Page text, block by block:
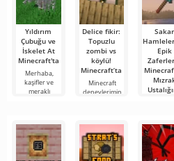
Yıldırım
Çubuğu ve
İskelet At
Minecraft'ta
Merhaba,
kaşifler ve
meraklı
Delice fikir:
Topuzlu
zombi vs
köylü!
Minecraft’ta
Minecraft
deneylerimin
Sakar
Epik
Bugün